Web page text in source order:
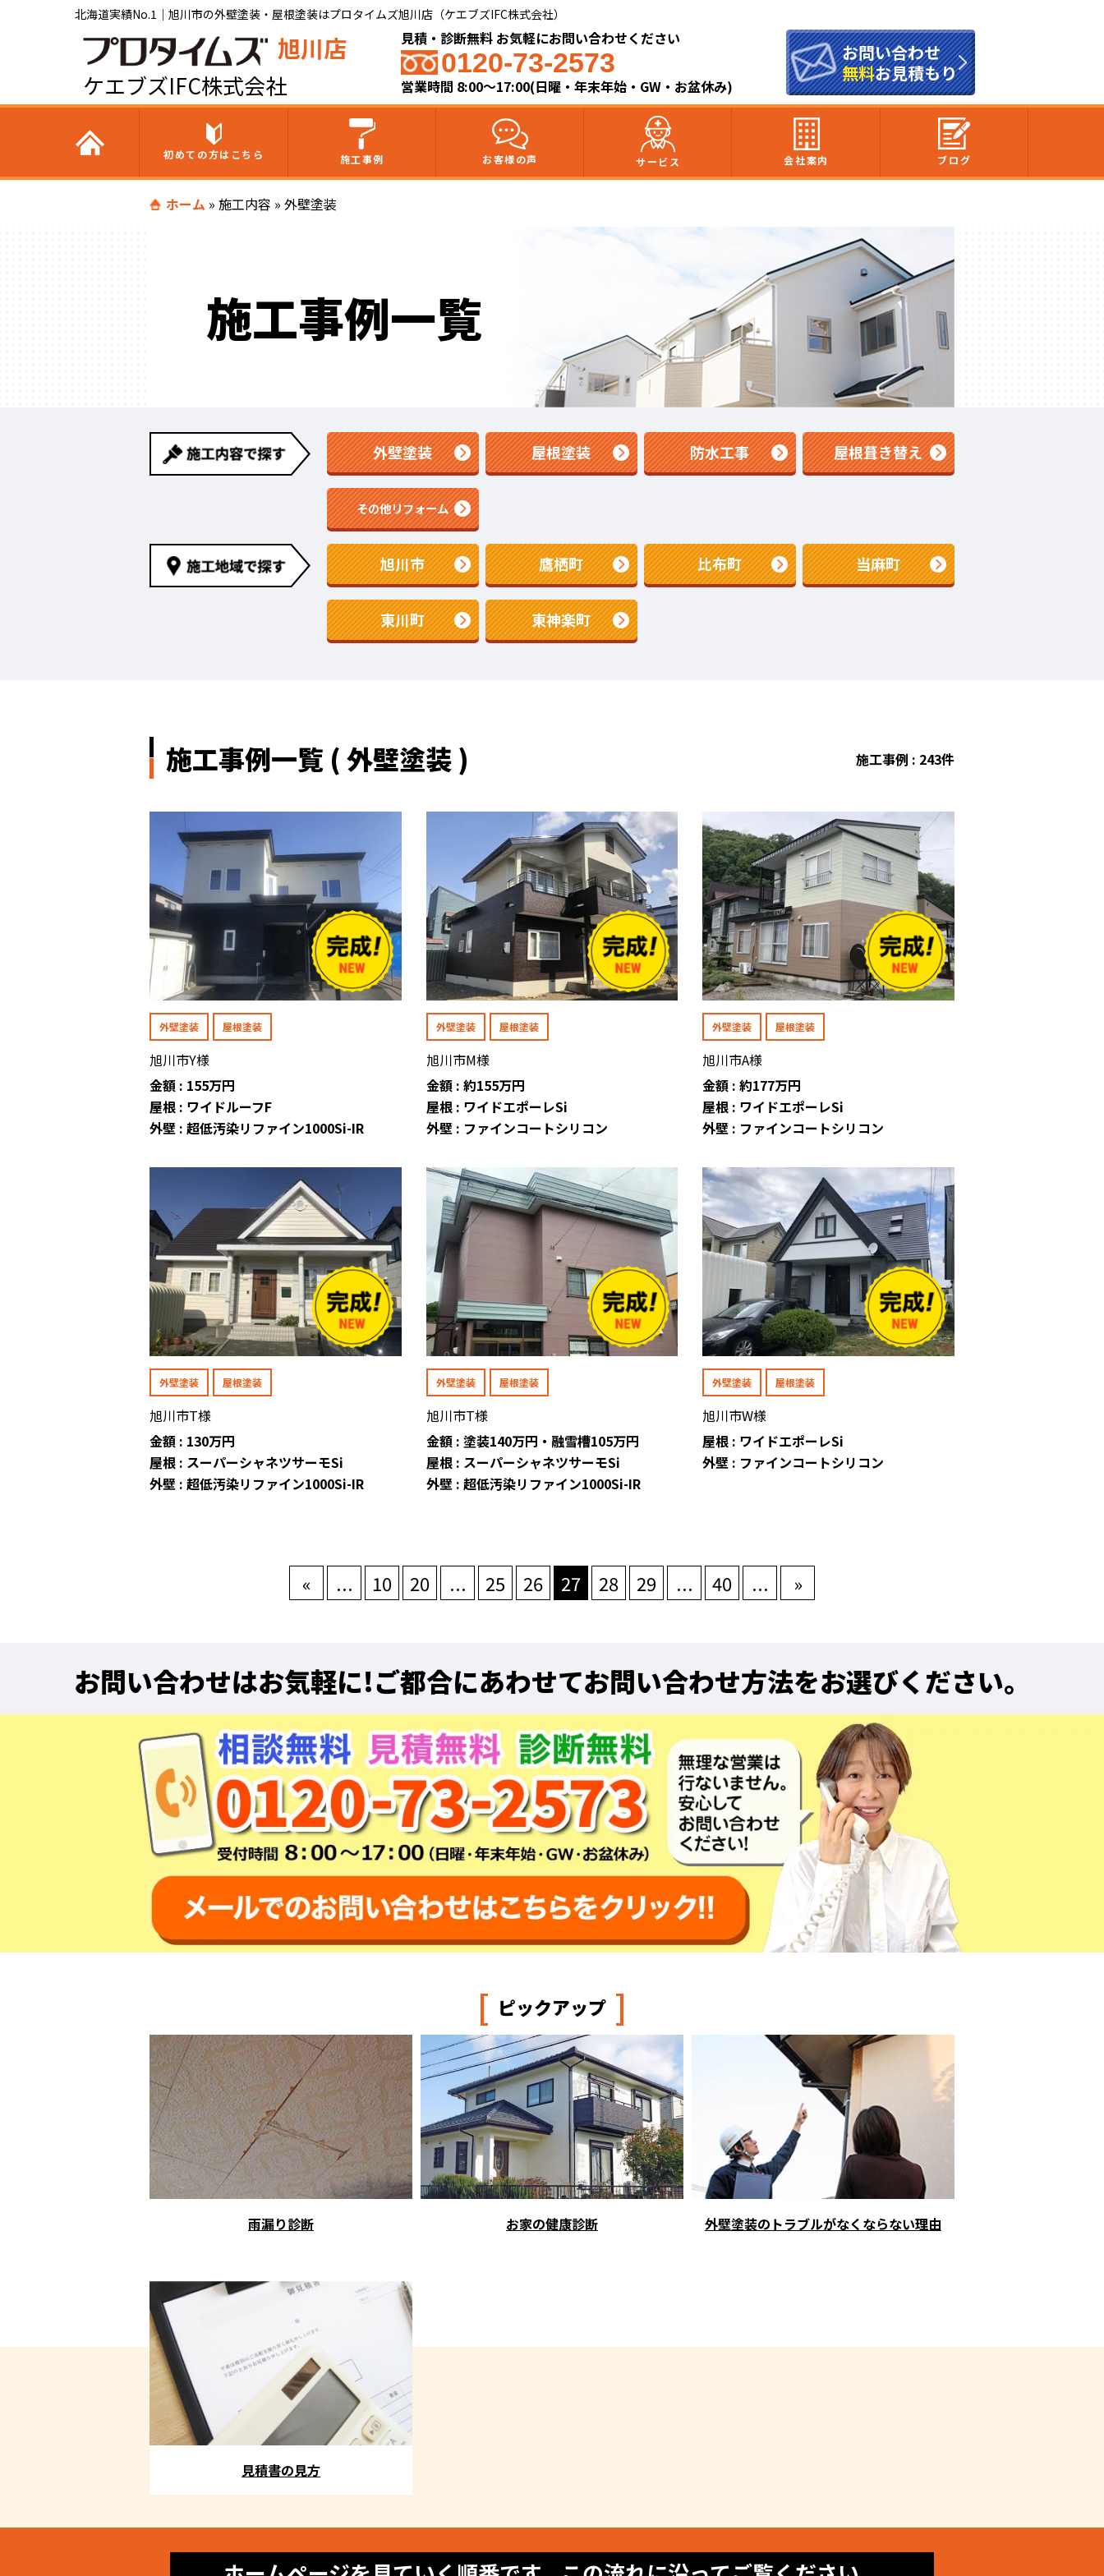
北海道実績No.1｜旭川市の外壁塗装・屋根塗装はプロタイムズ旭川店（ケエブズIFC株式会社）​
旭川店
ケエブズIFC株式会社
見積・診断無料 お気軽にお問い合わせください
0120-73-2573
営業時間 8:00～17:00(日曜・年末年始・GW・お盆休み)
お問い合わせ
無料お見積もり
初めての方はこちら 施工事例 お客様の声 サービス 会社案内 ブログ
ホーム » 施工内容 » 外壁塗装
施工事例一覧
外壁塗装 屋根塗装 防水工事 屋根葺き替え
その他リフォーム
旭川市 鷹栖町 比布町 当麻町
東川町 東神楽町
施工事例一覧 ( 外壁塗装 ) 施工事例 : 243件
外壁塗装 屋根塗装
旭川市Y様
金額 : 155万円
屋根 : ワイドルーフF
外壁 : 超低汚染リファイン1000Si-IR
外壁塗装 屋根塗装
旭川市M様
金額 : 約155万円
屋根 : ワイドエポーレSi
外壁 : ファインコートシリコン
外壁塗装 屋根塗装
旭川市A様
金額 : 約177万円
屋根 : ワイドエポーレSi
外壁 : ファインコートシリコン
外壁塗装 屋根塗装
旭川市T様
金額 : 130万円
屋根 : スーパーシャネツサーモSi
外壁 : 超低汚染リファイン1000Si-IR
外壁塗装 屋根塗装
旭川市T様
金額 : 塗装140万円・融雪槽105万円
屋根 : スーパーシャネツサーモSi
外壁 : 超低汚染リファイン1000Si-IR
外壁塗装 屋根塗装
旭川市W様
屋根 : ワイドエポーレSi
外壁 : ファインコートシリコン
« ... 10 20 ... 25 26 27 28 29 ... 40 ... »
お問い合わせはお気軽に!ご都合にあわせてお問い合わせ方法をお選びください。
[ ピックアップ ]
雨漏り診断 お家の健康診断 外壁塗装のトラブルがなくならない理由
見積書の見方